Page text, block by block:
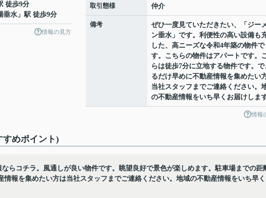
徒歩9分
垂水 」駅 徒歩9分
情報の見方
取引態様 仲介
備考
ぜひ一度見ていただきたい、「ジー
ン垂水」です。利便性の高い設備も
した、高ニーズな令和4年築の物件で
す。こちらの物件はアパートです。
らは徒歩7分に立地する物件です。で
るだけ早めに不動産情報を集めたい
当社スタッフまでご連絡ください。
の不動産情報をいち早くお届けします
情報
すめポイント)
らコチラ。風通しが良い物件です。眺望良好で景色が楽しめます。駐車場までの距
情報を集めたい方は当社スタッフまでご連絡ください。地域の不動産情報をいち早く